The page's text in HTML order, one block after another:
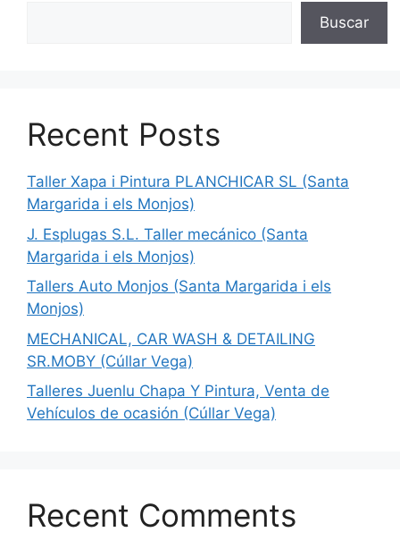
Buscar
Recent Posts
Taller Xapa i Pintura PLANCHICAR SL (Santa
Margarida i els Monjos)
J. Esplugas S.L. Taller mecánico (Santa
Margarida i els Monjos)
Tallers Auto Monjos (Santa Margarida i els
Monjos)
MECHANICAL, CAR WASH & DETAILING
SR.MOBY (Cúllar Vega)
Talleres Juenlu Chapa Y Pintura, Venta de
Vehículos de ocasión (Cúllar Vega)
Recent Comments